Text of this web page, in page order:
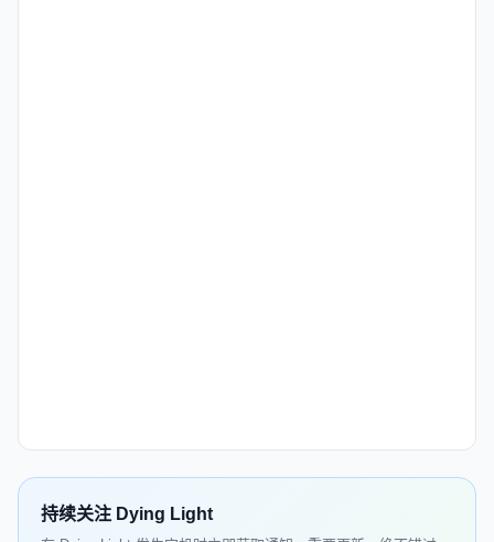
持续关注 Dying Light